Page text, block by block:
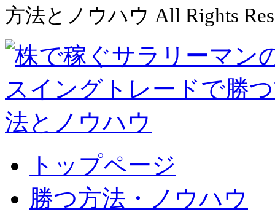
方法とノウハウ All Rights
トップページ
勝つ方法・ノウハウ